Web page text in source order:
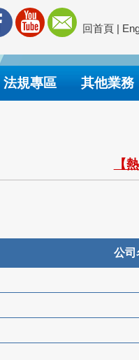
回首頁 |
法規專區 其他業務
【
公司